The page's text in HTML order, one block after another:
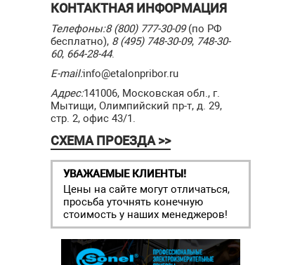
КОНТАКТНАЯ ИНФОРМАЦИЯ
Телефоны:8 (800) 777-30-09(по РФ
бесплатно), 8 (495) 748-30-09, 748-30-
60, 664-28-44.
E-mail:info@etalonpribor.ru
Адрес:141006, Московская обл., г.
Мытищи, Олимпийский пр-т, д. 29,
стр. 2, офис 43/1.
СХЕМА ПРОЕЗДА >>
УВАЖАЕМЫЕ КЛИЕНТЫ!
Цены на сайте могут отличаться,
просьба уточнять конечную
стоимость у наших менеджеров!